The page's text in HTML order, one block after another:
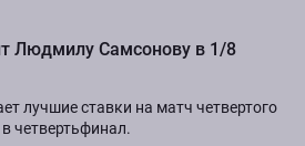
Людмилу Самсонову в 1/8
лучшие ставки на матч четвертого
четвертьфинал.